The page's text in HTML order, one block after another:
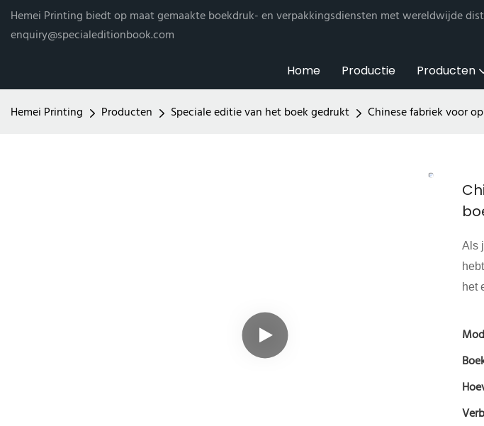
Hemei Printing biedt op maat gemaakte boekdruk- en verpakkingsdiensten met wereldwijde
enquiry@specialeditionbook.com
Home Productie Producten
Hemei Printing Producten Speciale editie van het boek gedrukt Chinese fabriek voor
Als
het